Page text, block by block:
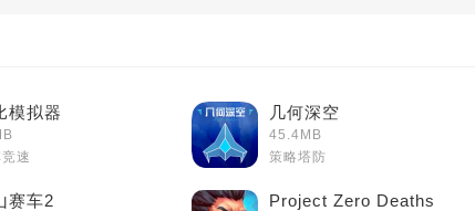
模拟器
速
几何深空
45.4MB
策略塔防
赛车2 Project Zero Deaths